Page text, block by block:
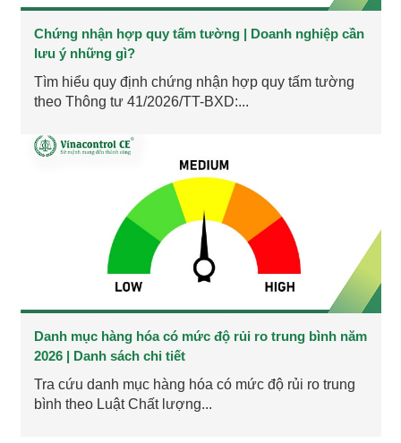
Chứng nhận hợp quy tấm tường | Doanh nghiệp cần
lưu ý những gì?
Tìm hiểu quy định chứng nhận hợp quy tấm tường
theo Thông tư 41/2026/TT-BXD:...
Danh mục hàng hóa có mức độ rủi ro trung bình năm
2026 | Danh sách chi tiết
Tra cứu danh mục hàng hóa có mức độ rủi ro trung
bình theo Luật Chất lượng...